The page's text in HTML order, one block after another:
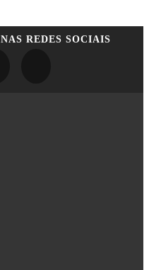
NAS REDES SOCIAIS